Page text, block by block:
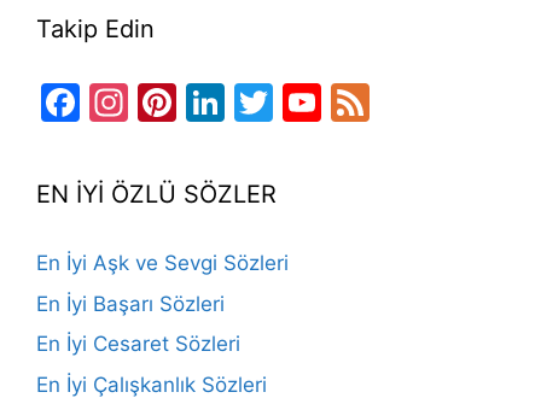
Takip Edin
Facebook
Instagram
Pinterest
LinkedIn
TwitterYouTube
EN İYİ ÖZLÜ SÖZLER
En İyi Aşk ve Sevgi Sözleri
En İyi Başarı Sözleri
En İyi Cesaret Sözleri
En İyi Çalışkanlık Sözleri